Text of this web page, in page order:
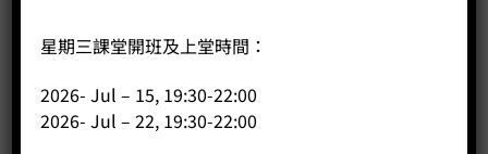
Major V Electronic
星期三課堂開班及上堂時間：
2026- Jul – 15, 19:30-22:00
2026- Jul – 22, 19:30-22:00